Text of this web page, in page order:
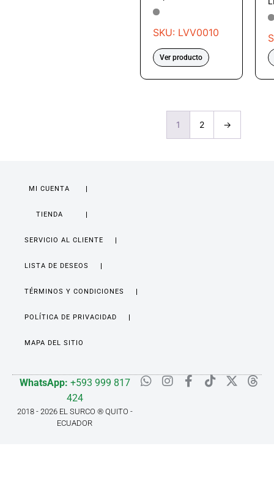
SKU: LVV0010
Ver producto
1 2 →
MI CUENTA
TIENDA
SERVICIO AL CLIENTE
LISTA DE DESEOS
TÉRMINOS Y CONDICIONES
POLÍTICA DE PRIVACIDAD
MAPA DEL SITIO
WhatsApp: +593 999 817
424
2018 - 2026 EL SURCO ® QUITO -
ECUADOR